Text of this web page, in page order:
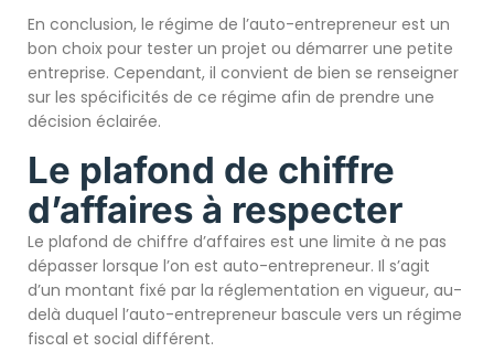
En conclusion, le régime de l’auto-entrepreneur est un
bon choix pour tester un projet ou démarrer une petite
entreprise. Cependant, il convient de bien se renseigner
sur les spécificités de ce régime afin de prendre une
décision éclairée.
Le plafond de chiffre
d’affaires à respecter
Le plafond de chiffre d’affaires est une limite à ne pas
dépasser lorsque l’on est auto-entrepreneur. Il s’agit
d’un montant fixé par la réglementation en vigueur, au-
delà duquel l’auto-entrepreneur bascule vers un régime
fiscal et social différent.